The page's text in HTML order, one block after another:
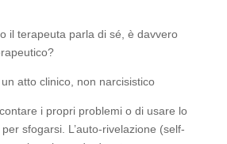
il terapeuta parla di sé, è davvero
atto clinico, non narcisistico
i propri problemi o di usare lo
sfogarsi. L’auto-rivelazione (self-